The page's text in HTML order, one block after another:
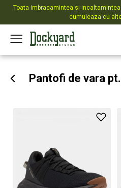
Toata imbracamintea si
cumuleaza cu
Pantofi de vara